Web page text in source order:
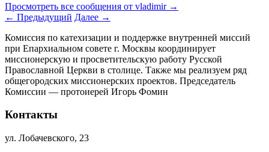
Просмотреть все сообщения от vladimir →
← Предыдущий Далее →
Комиссия по катехизации и поддержке внутренней миссий
при Епархиальном совете г. Москвы координирует
миссионерскую и просветительскую работу Русской
Православной Церкви в столице. Также мы реализуем ряд
общегородских миссионерских проектов. Председатель
Комиссии — протоиерей Игорь Фомин
Контакты
ул. Лобачевского, 23